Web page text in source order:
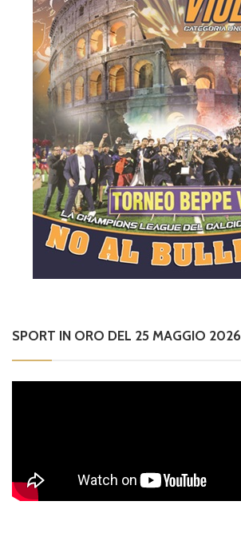
SPORT IN ORO DEL 25 MAGGIO 2026